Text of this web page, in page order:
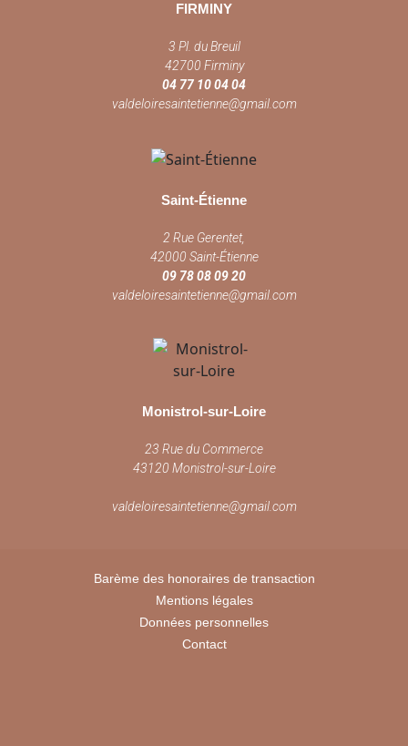
FIRMINY
3 Pl. du Breuil
42700 Firminy
04 77 10 04 04
valdeloiresaintetienne@gmail.com
Saint-Étienne
2 Rue Gerentet,
42000 Saint-Étienne
09 78 08 09 20
valdeloiresaintetienne@gmail.com
Monistrol-sur-Loire
23 Rue du Commerce
43120 Monistrol-sur-Loire
valdeloiresaintetienne@gmail.com
Barème des honoraires de transaction
Mentions légales
Données personnelles
Contact